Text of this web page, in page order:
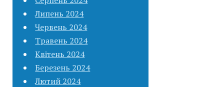
Липень 2024
Червень 2024
Травень 2024
Квітень 2024
Березень 2024
Лютий 2024